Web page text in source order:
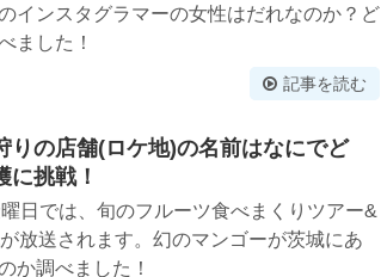
インスタグラマーの女性はだれなのか？ど
ました！
記事を読む
りの店舗(ロケ地)の名前はなにでど
に挑戦！
日では、旬のフルーツ食べまくりツアー&
放送されます。幻のマンゴーが茨城にあ
か調べました！